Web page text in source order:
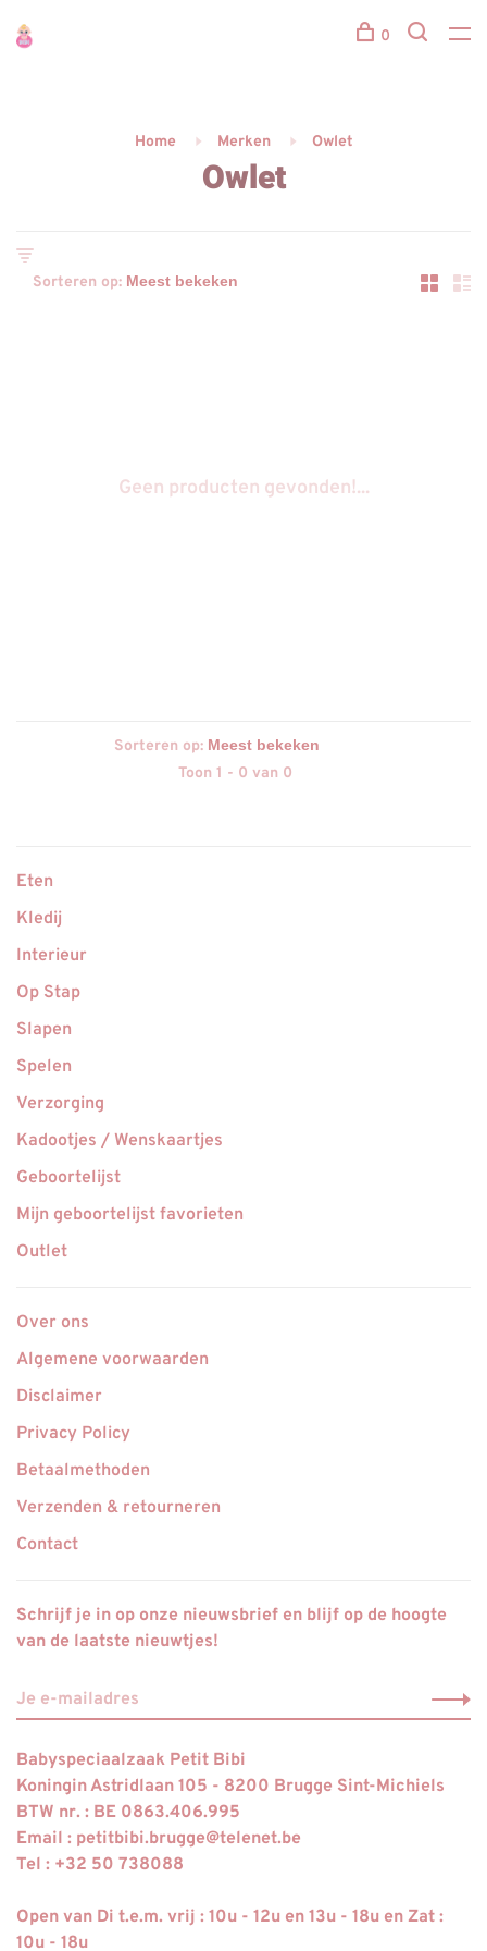
0
Home Merken Owlet
Owlet
Sorteren op:
Geen producten gevonden!...
Sorteren op:
Toon 1 - 0 van 0
Eten
Kledij
Interieur
Op Stap
Slapen
Spelen
Verzorging
Kadootjes / Wenskaartjes
Geboortelijst
Mijn geboortelijst favorieten
Outlet
Over ons
Algemene voorwaarden
Disclaimer
Privacy Policy
Betaalmethoden
Verzenden & retourneren
Contact
Schrijf je in op onze nieuwsbrief en blijf op de hoogte
van de laatste nieuwtjes!
Babyspeciaalzaak Petit Bibi
Koningin Astridlaan 105 - 8200 Brugge Sint-Michiels
BTW nr. : BE 0863.406.995
Email : petitbibi.brugge@telenet.be
Tel : +32 50 738088
Open van Di t.e.m. vrij : 10u - 12u en 13u - 18u en Zat :
10u - 18u